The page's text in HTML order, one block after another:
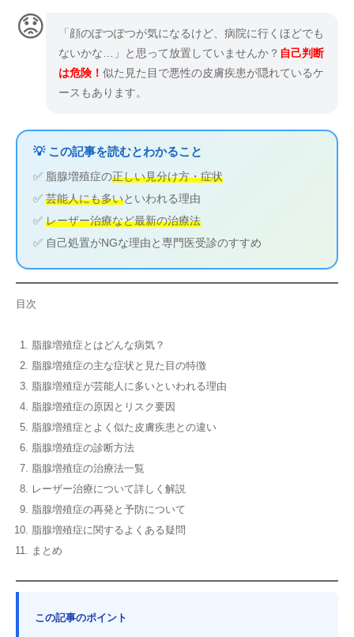
😟
「顔のぽつぽつが気になるけど、病院に行くほどでも
ないかな…」と思って放置していませんか？ 自己判断
は危険！ 似た見た目で悪性の皮膚疾患が隠れているケ
ースもあります。
💡 この記事を読むとわかること
✅ 脂腺増殖症の正しい見分け方・症状
✅ 芸能人にも多いといわれる理由
✅ レーザー治療など最新の治療法
✅ 自己処置がNGな理由と専門医受診のすすめ
目次
脂腺増殖症とはどんな病気？
脂腺増殖症の主な症状と見た目の特徴
脂腺増殖症が芸能人に多いといわれる理由
脂腺増殖症の原因とリスク要因
脂腺増殖症とよく似た皮膚疾患との違い
脂腺増殖症の診断方法
脂腺増殖症の治療法一覧
レーザー治療について詳しく解説
脂腺増殖症の再発と予防について
脂腺増殖症に関するよくある疑問
まとめ
この記事のポイント